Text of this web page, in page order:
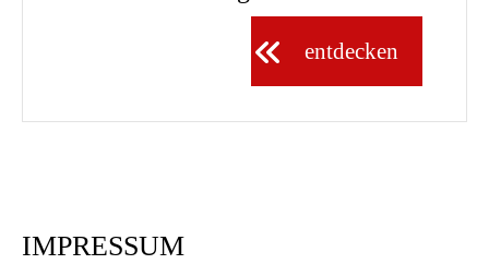
entdecken
IMPRESSUM